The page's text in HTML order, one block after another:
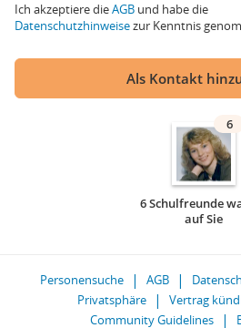
Ich akzeptiere dieAGB und habe die
Datenschutzhinweisezur Kenntnis
Als Kontakt
6
6 Schulfreunde
auf Sie
Personensuche AGB
Privatsphäre
Vertrag
Community Guidelines